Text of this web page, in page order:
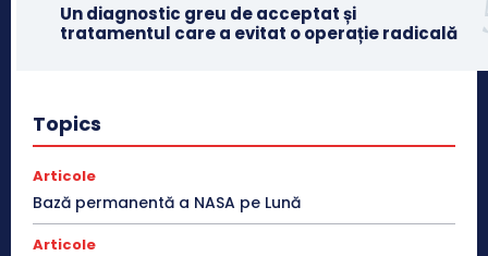
Un diagnostic greu de acceptat și
tratamentul care a evitat o operație radicală
Topics
Articole
Bază permanentă a NASA pe Lună
Articole